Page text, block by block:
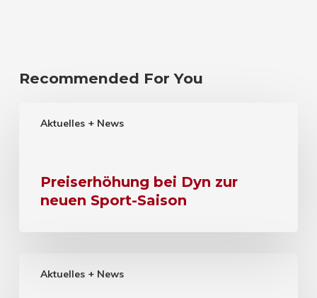
Recommended For You
Aktuelles + News
Preiserhöhung bei Dyn zur
neuen Sport-Saison
Aktuelles + News